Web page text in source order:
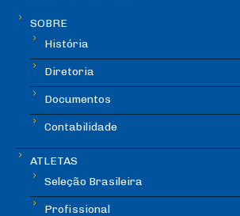
SOBRE
História
Diretoria
Documentos
Contabilidade
ATLETAS
Seleção Brasileira
Profissional